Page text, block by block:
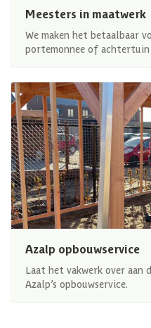
Meesters in maatwerk
We maken het betaalbaar
portemonnee of achtertuin
Azalp opbouwservice
Laat het vakwerk over aan
Azalp’s opbouwservice.